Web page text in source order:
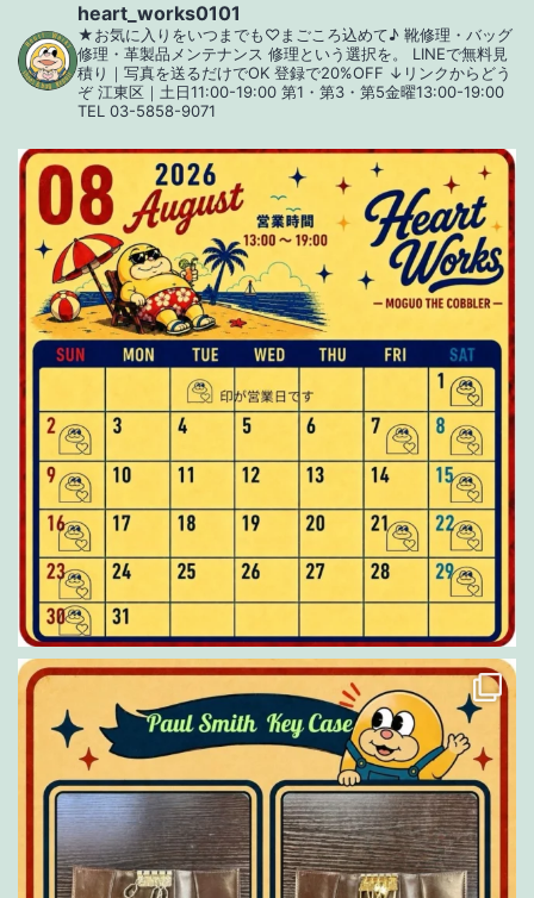
ン
heart_works0101
★お気に入りをいつまでも♡まごころ込めて♪ 靴修理・バッグ
修理・革製品メンテナンス 修理という選択を。
LINEで無料見
積り｜写真を送るだけでOK 登録で20%OFF ↓リンクからどう
ぞ江東区｜土日11:00-19:00 第1・第3・第5金曜13:00-19:00
TEL 03-5858-9071